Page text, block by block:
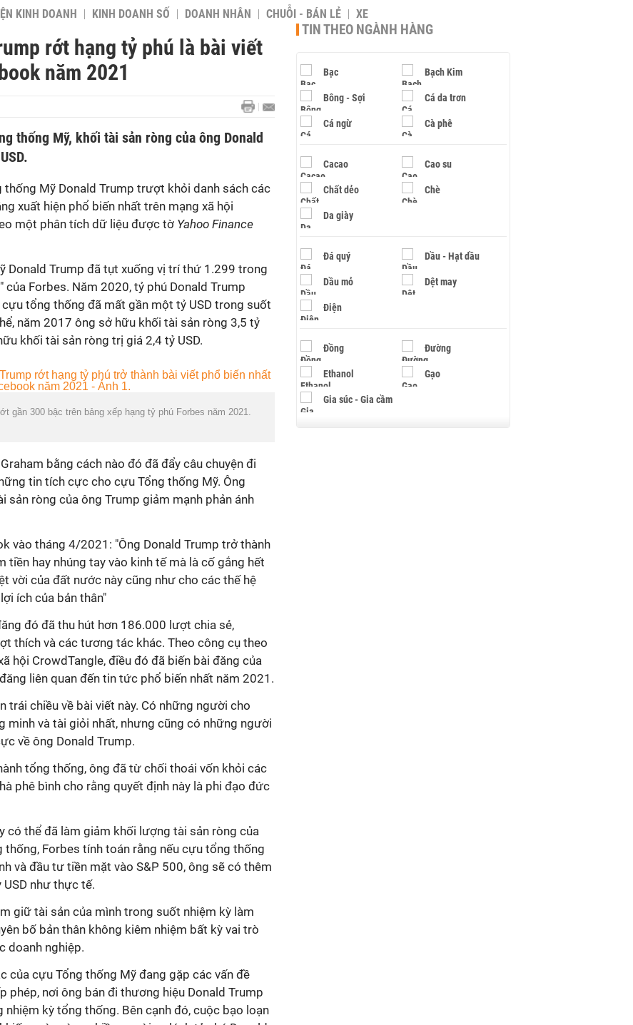
KINH DOANH KINH DOANH SỐ DOANH NHÂN CHUỖI - BÁN LẺ XE
rớt hạng tỷ phú là bài viết
năm 2021
thống Mỹ, khối tài sản ròng của ông Donald
thống Mỹ Donald Trump trượt khỏi danh sách các
xuất hiện phổ biến nhất trên mạng xã hội
một phân tích dữ liệu được tờ Yahoo Finance
Donald Trump đã tụt xuống vị trí thứ 1.299 trong
của Forbes. Năm 2020, tỷ phú Donald Trump
tổng thống đã mất gần một tỷ USD trong suốt
năm 2017 ông sở hữu khối tài sản ròng 3,5 tỷ
khối tài sản ròng trị giá 2,4 tỷ USD.
gần 300 bậc trên bảng xếp hạng tỷ phú Forbes năm 2021.
bằng cách nào đó đã đẩy câu chuyện đi
tin tích cực cho cựu Tổng thống Mỹ. Ông
sản ròng của ông Trump giảm mạnh phản ánh
vào tháng 4/2021: "Ông Donald Trump trở thành
tiền hay nhúng tay vào kinh tế mà là cố gắng hết
vời của đất nước này cũng như cho các thế hệ
ích của bản thân"
đó đã thu hút hơn 186.000 lượt chia sẻ,
thích và các tương tác khác. Theo công cụ theo
hội CrowdTangle, điều đó đã biến bài đăng của
liên quan đến tin tức phổ biến nhất năm 2021.
trái chiều về bài viết này. Có những người cho
minh và tài giỏi nhất, nhưng cũng có những người
về ông Donald Trump.
tổng thống, ông đã từ chối thoái vốn khỏi các
phê bình cho rằng quyết định này là phi đạo đức
có thể đã làm giảm khối lượng tài sản ròng của
thống, Forbes tính toán rằng nếu cựu tổng thống
và đầu tư tiền mặt vào S&P 500, ông sẽ có thêm
USD như thực tế.
giữ tài sản của mình trong suốt nhiệm kỳ làm
bố bản thân không kiêm nhiệm bất kỳ vai trò
doanh nghiệp.
của cựu Tổng thống Mỹ đang gặp các vấn đề
phép, nơi ông bán đi thương hiệu Donald Trump
kỳ tổng thống. Bên cạnh đó, cuộc bạo loạn
TIN THEO NGÀNH HÀNG
Bạc Bạch Kim
Bông - Sợi Cá da trơn
Cá ngừ Cà phê
Cacao Cao su
Chất dẻo Chè
Da giày
Đá quý Dầu - Hạt dầu
Dầu mỏ Dệt may
Điện
Đồng Đường
Ethanol Gạo
Gia súc - Gia cầm